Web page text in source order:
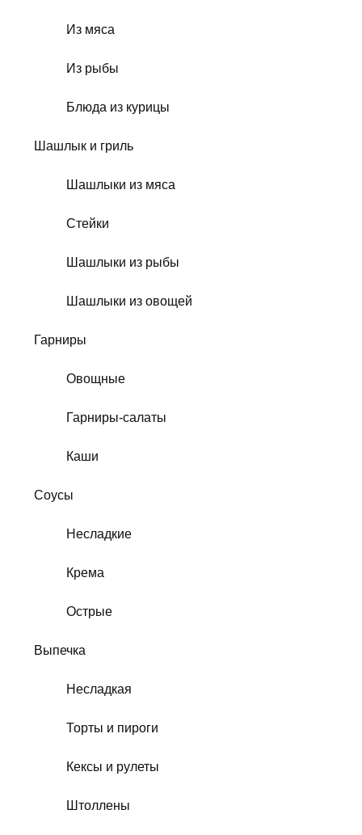
Из мяса
Из рыбы
Блюда из курицы
Шашлык и гриль
Шашлыки из мяса
Стейки
Шашлыки из рыбы
Шашлыки из овощей
Гарниры
Овощные
Гарниры-салаты
Каши
Соусы
Несладкие
Крема
Острые
Выпечка
Несладкая
Торты и пироги
Кексы и рулеты
Штоллены